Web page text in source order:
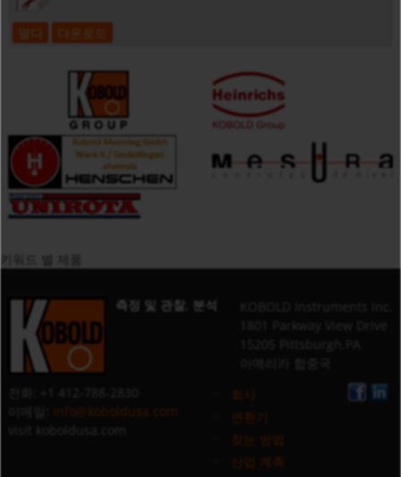
열다 다운로드
키워드 별 제품
측정 및 관찰, 분석
info@koboldusa.com
회사
변환기
찾는 방법